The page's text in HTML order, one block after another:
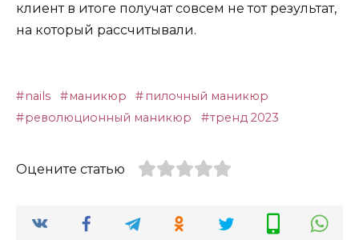
клиент в итоге получат совсем не тот результат,
на который рассчитывали.
nails маникюр
пилочный маникюр
революционный маникюр
тренд 2023
Оцените статью